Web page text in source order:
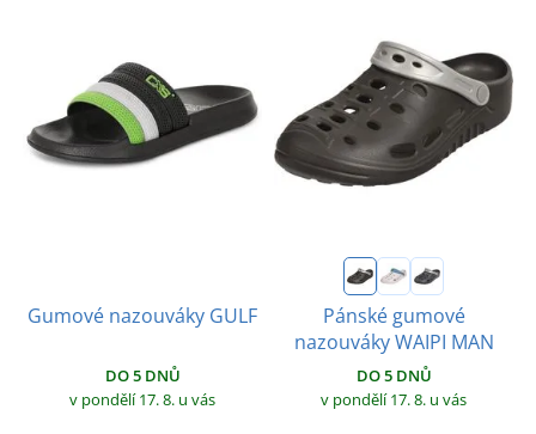
Gumové nazouváky GULF
DO 5 DNŮ
v pondělí 17. 8. u vás
Pánské gumové
nazouváky WAIPI MAN
DO 5 DNŮ
v pondělí 17. 8. u vás